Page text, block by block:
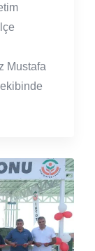
Mustafa